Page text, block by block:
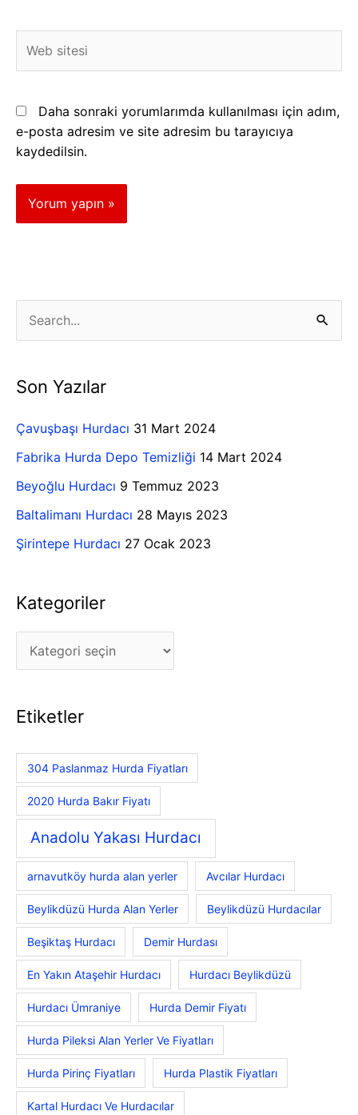
sitesi
Daha sonraki yorumlarımda kullanılması için adım,
e-posta adresim ve site adresim bu tarayıcıya
kaydedilsin.
c
h
f
Son Yazılar
Çavuşbaşı Hurdacı 31 Mart 2024
Fabrika Hurda Depo Temizliği 14 Mart 2024
Beyoğlu Hurdacı 9 Temmuz 2023
Baltalimanı Hurdacı 28 Mayıs 2023
Şirintepe Hurdacı 27 Ocak 2023
Kategoriler
a
e
o
r
i
l
e
Etiketler
304 Paslanmaz Hurda Fiyatları
2020 Hurda Bakır Fiyatı
Anadolu Yakası Hurdacı
arnavutköy hurda alan yerler Avcılar Hurdacı
Beylikdüzü Hurda Alan Yerler Beylikdüzü Hurdacılar
Beşiktaş Hurdacı Demir Hurdası
En Yakın Ataşehir Hurdacı Hurdacı Beylikdüzü
Hurdacı Ümraniye Hurda Demir Fiyatı
Hurda Pileksi Alan Yerler Ve Fiyatları
Hurda Pirinç Fiyatları Hurda Plastik Fiyatları
Kartal Hurdacı Ve Hurdacılar